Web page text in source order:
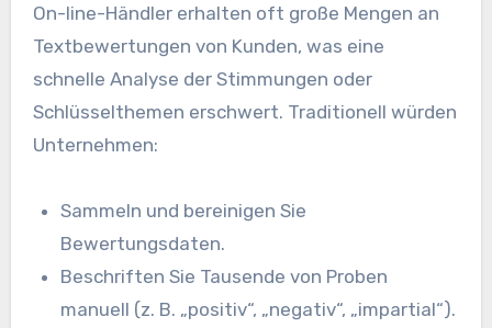
On-line-Händler erhalten oft große Mengen an
Textbewertungen von Kunden, was eine
schnelle Analyse der Stimmungen oder
Schlüsselthemen erschwert. Traditionell würden
Unternehmen:
Sammeln und bereinigen Sie
Bewertungsdaten.
Beschriften Sie Tausende von Proben
manuell (z. B. „positiv“, „negativ“, „impartial“).